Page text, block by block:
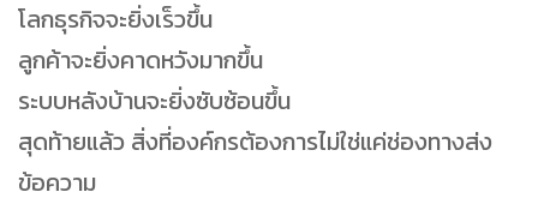
โลกธุรกิจจะยิ่งเร็วขึ้น
ลูกค้าจะยิ่งคาดหวังมากขึ้น
ระบบหลังบ้านจะยิ่งซับซ้อนขึ้น
สุดท้ายแล้ว สิ่งที่องค์กรต้องการไม่ใช่แค่ช่องทางส่ง
ข้อความ